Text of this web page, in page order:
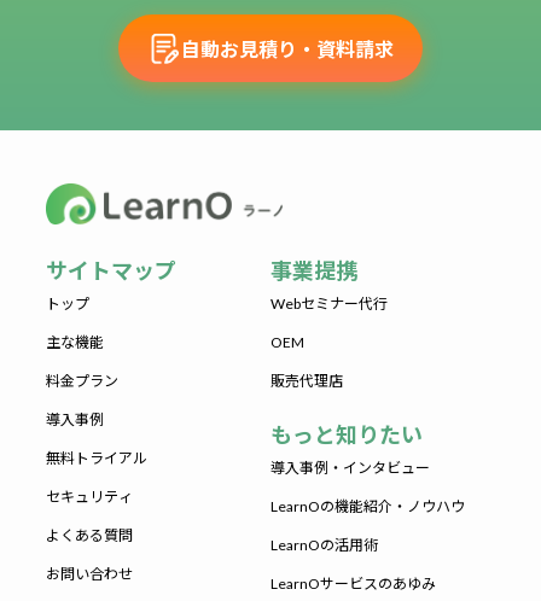
自動お見積り・資料請求
サイトマップ
トップ
主な機能
料金プラン
導入事例
無料トライアル
セキュリティ
よくある質問
お問い合わせ
事業提携
Webセミナー代行
OEM
販売代理店
もっと知りたい
導入事例・インタビュー
LearnOの機能紹介・ノウハウ
LearnOの活用術
LearnOサービスのあゆみ